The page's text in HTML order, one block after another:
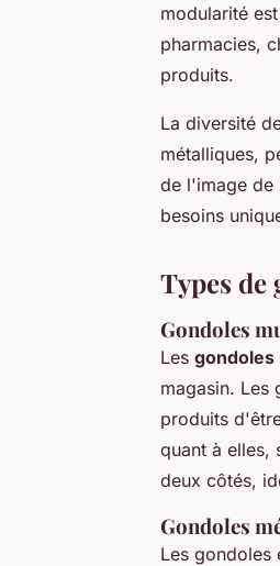
modularité
pharmacies,
produits.
La diversité
métalliques,
de l'image de
besoins
Types
Gondoles
Les gondoles
magasin. Les
produits
quant à elles,
deux côtés,
Gondoles
Les gondoles